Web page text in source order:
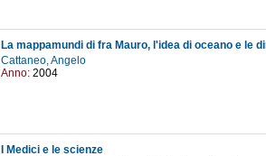
Cattaneo, Angelo
Anno: 2004
I Medici e le scienze